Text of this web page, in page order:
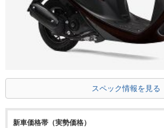
スペック情報を見る
新車価格帯（実勢価格）